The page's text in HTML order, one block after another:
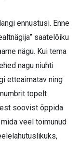
ennustusi. Enne
saatelõiku
nägu. Kui tema
nagu niuhti
etteaimatav ning
topelt.
soovist õppida
veel toimunud